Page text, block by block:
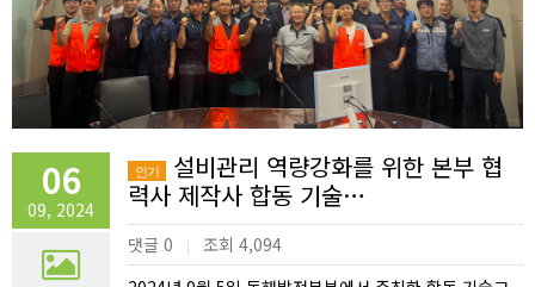
06
09, 2024
인기
설비관리 역량강화를 위한 본부 협
력사 제작사 합동 기술…
댓글 0 |
조회 4,094